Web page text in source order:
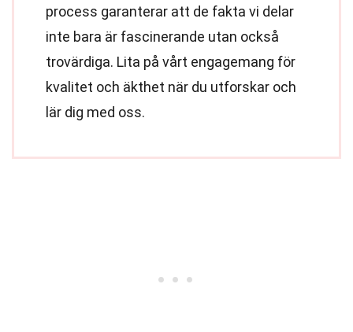
process garanterar att de fakta vi delar
inte bara är fascinerande utan också
trovärdiga. Lita på vårt engagemang för
kvalitet och äkthet när du utforskar och
lär dig med oss.